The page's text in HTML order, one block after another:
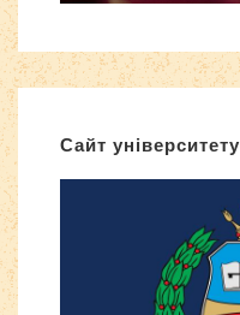
Сайт університету